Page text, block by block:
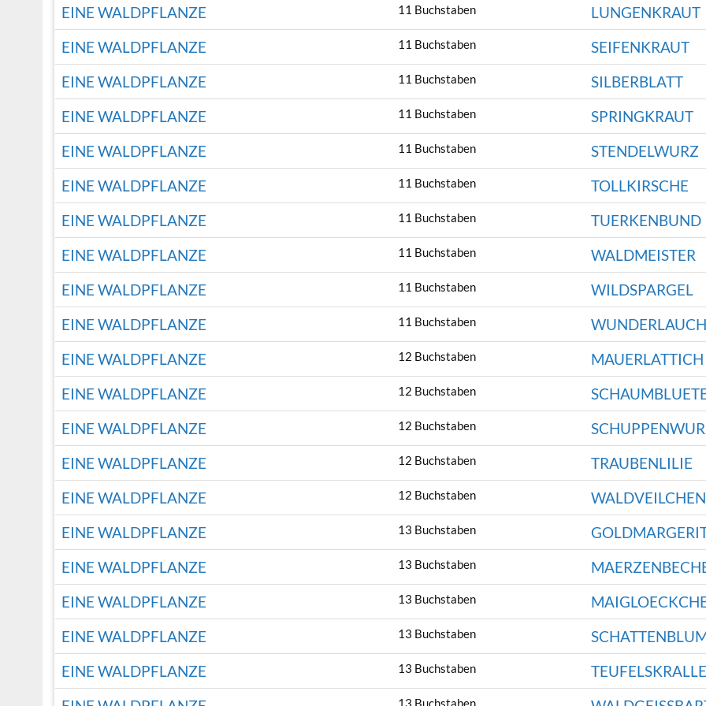
EINE WALDPFLANZE 11 Buchstaben
LUNGENKRAUT
EINE WALDPFLANZE
11 Buchstaben
SEIFENKRAUT
EINE WALDPFLANZE
11 Buchstaben
SILBERBLATT
EINE WALDPFLANZE
11 Buchstaben
SPRINGKRAUT
EINE WALDPFLANZE
11 Buchstaben
STENDELWURZ
EINE WALDPFLANZE
11 Buchstaben
TOLLKIRSCHE
EINE WALDPFLANZE
11 Buchstaben
TUERKENBUND
EINE WALDPFLANZE
11 Buchstaben
WALDMEISTER
EINE WALDPFLANZE
11 Buchstaben
WILDSPARGEL
EINE WALDPFLANZE
11 Buchstaben
WUNDERLAUCH
EINE WALDPFLANZE
12 Buchstaben
MAUERLATTICH
EINE WALDPFLANZE
12 Buchstaben
EINE WALDPFLANZE
12 Buchstaben
EINE WALDPFLANZE
12 Buchstaben
TRAUBENLILIE
EINE WALDPFLANZE
12 Buchstaben
WALDVEILCHEN
EINE WALDPFLANZE
13 Buchstaben
EINE WALDPFLANZE
13 Buchstaben
EINE WALDPFLANZE
13 Buchstaben
EINE WALDPFLANZE
13 Buchstaben
EINE WALDPFLANZE
13 Buchstaben
TEUFELSKRALLE
13 Buchstaben